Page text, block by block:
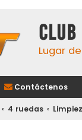
Club
Lugar
Contáctenos
4 ruedas